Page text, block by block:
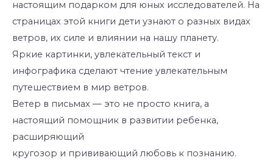
настоящим подарком для юных исследователей. На
страницах этой книги дети узнают о разных видах
ветров, их силе и влиянии на нашу планету.
Яркие картинки, увлекательный текст и
инфографика сделают чтение увлекательным
путешествием в мир ветров.
Ветер в письмах — это не просто книга, а
настоящий помощник в развитии ребенка,
расширяющий
кругозор и прививающий любовь к познанию.